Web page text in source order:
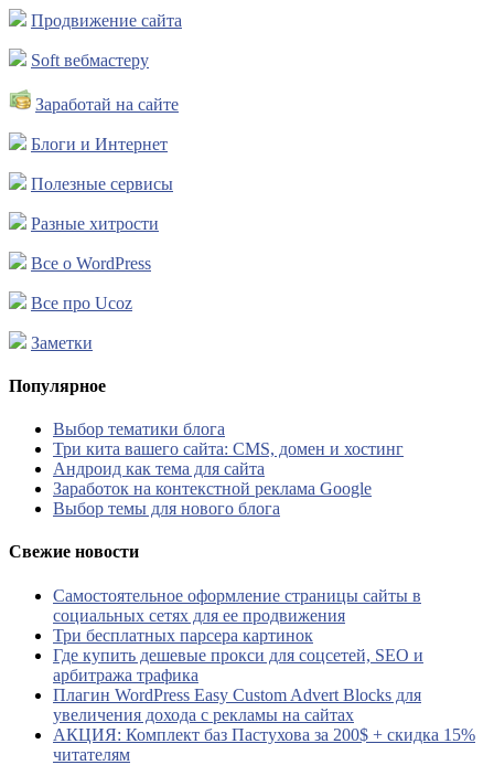
Продвижение сайта
Soft вебмастеру
Заработай на сайте
Блоги и Интернет
Полезные сервисы
Разные хитрости
Все о WordPress
Все про Ucoz
Заметки
Популярное
Выбор тематики блога
Три кита вашего сайта: CMS, домен и хостинг
Андроид как тема для сайта
Заработок на контекстной реклама Google
Выбор темы для нового блога
Свежие новости
Самостоятельное оформление страницы сайты в
социальных сетях для ее продвижения
Три бесплатных парсера картинок
Где купить дешевые прокси для соцсетей, SEO и
арбитража трафика
Плагин WordPress Easy Custom Advert Blocks для
увеличения дохода с рекламы на сайтах
АКЦИЯ: Комплект баз Пастухова за 200$ + скидка 15%
читателям